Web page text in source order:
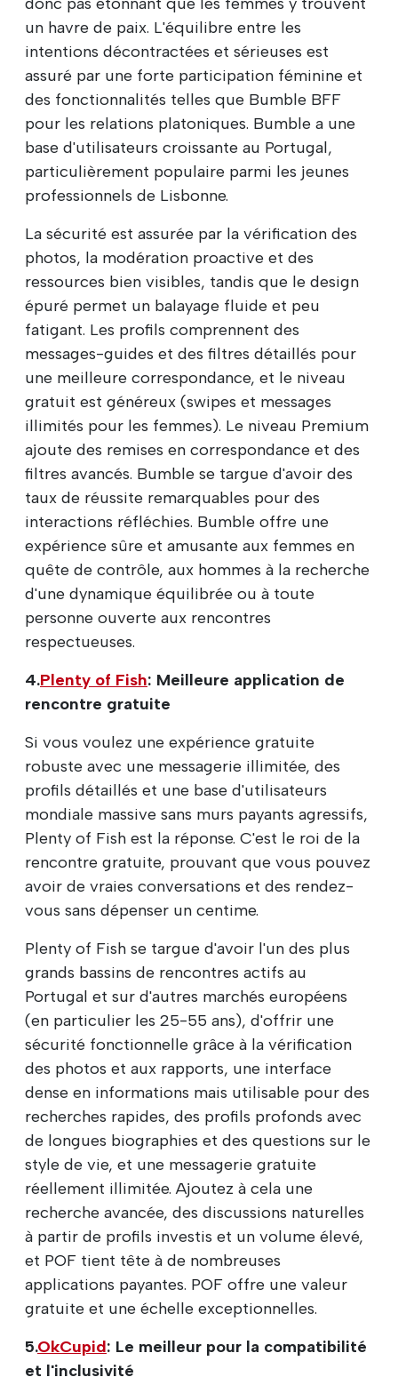
un havre de paix. L'équilibre entre les
intentions décontractées et sérieuses est
assuré par une forte participation féminine et
des fonctionnalités telles que Bumble BFF
pour les relations platoniques. Bumble a une
base d'utilisateurs croissante au Portugal,
particulièrement populaire parmi les jeunes
professionnels de Lisbonne.
La sécurité est assurée par la vérification des
photos, la modération proactive et des
ressources bien visibles, tandis que le design
épuré permet un balayage fluide et peu
fatigant. Les profils comprennent des
messages-guides et des filtres détaillés pour
une meilleure correspondance, et le niveau
gratuit est généreux (swipes et messages
illimités pour les femmes). Le niveau Premium
ajoute des remises en correspondance et des
filtres avancés. Bumble se targue d'avoir des
taux de réussite remarquables pour des
interactions réfléchies. Bumble offre une
expérience sûre et amusante aux femmes en
quête de contrôle, aux hommes à la recherche
d'une dynamique équilibrée ou à toute
personne ouverte aux rencontres
respectueuses.
4.Plenty of Fish: Meilleure application de
rencontre gratuite
Si vous voulez une expérience gratuite
robuste avec une messagerie illimitée, des
profils détaillés et une base d'utilisateurs
mondiale massive sans murs payants agressifs,
Plenty of Fish est la réponse. C'est le roi de la
rencontre gratuite, prouvant que vous pouvez
avoir de vraies conversations et des rendez-
vous sans dépenser un centime.
Plenty of Fish se targue d'avoir l'un des plus
grands bassins de rencontres actifs au
Portugal et sur d'autres marchés européens
(en particulier les 25-55 ans), d'offrir une
sécurité fonctionnelle grâce à la vérification
des photos et aux rapports, une interface
dense en informations mais utilisable pour des
recherches rapides, des profils profonds avec
de longues biographies et des questions sur le
style de vie, et une messagerie gratuite
réellement illimitée. Ajoutez à cela une
recherche avancée, des discussions naturelles
à partir de profils investis et un volume élevé,
et POF tient tête à de nombreuses
applications payantes. POF offre une valeur
gratuite et une échelle exceptionnelles.
5.OkCupid: Le meilleur pour la compatibilité
et l'inclusivité